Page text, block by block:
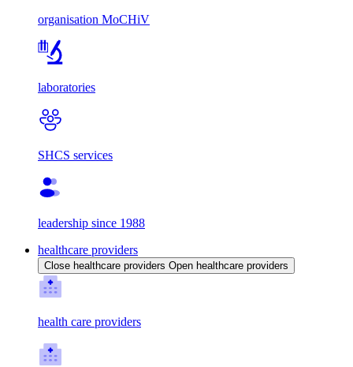
organisation MoCHiV
laboratories
SHCS services
leadership since 1988
healthcare providers
Close healthcare providers Open healthcare providers
health care providers